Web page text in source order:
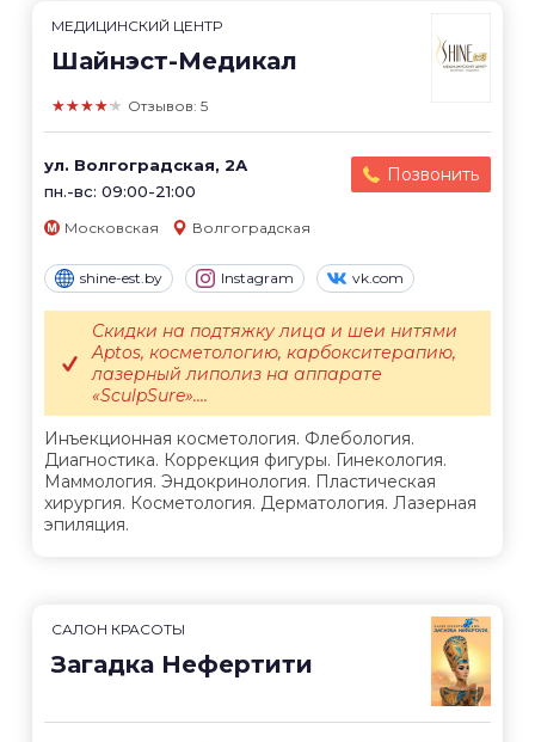
МЕДИЦИНСКИЙ ЦЕНТР
Шайнэст-Медикал
★★★★★ Отзывов: 5
ул. Волгоградская, 2А
пн.-вс: 09:00-21:00
Позвонить
Московская Волгоградская
shine-est.by Instagram vk.com
Инъекционная косметология. Флебология.
Диагностика. Коррекция фигуры. Гинекология.
Маммология. Эндокринология. Пластическая
хирургия. Косметология. Дерматология. Лазерная
эпиляция.
Скидки на подтяжку лица и шеи нитями
Aptos, косметологию, карбокситерапию,
лазерный липолиз на аппарате
«SculpSure»....
САЛОН КРАСОТЫ
Загадка Нефертити